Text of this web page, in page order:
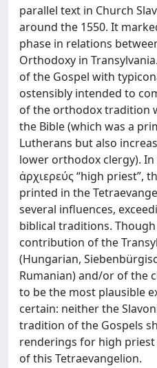
parallel text in Church
around the 1550. It
phase in relations
Orthodoxy in
of the Gospel with
ostensibly intended to
of the orthodox tradition
the Bible (which was a
Lutherans but also
lower orthodox clergy).
ἀρχιερεύς “high priest”,
printed in the
several influences,
biblical traditions.
contribution of the
(Hungarian,
Rumanian) and/or of the
to be the most plausible
certain: neither the
tradition of the Gospels
renderings for high
of this Tetraevangelion.